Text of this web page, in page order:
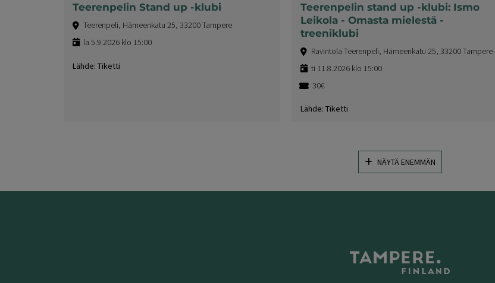
Teerenpelin Stand up -klubi
Teerenpeli, Hämeenkatu 25, 33200 Tampere
la 5.9.2026 klo 15:00
Lähde: Tiketti
Teerenpelin stand up -klubi: Ismo
Leikola - Omasta mielestä -
treeniklubi
Ravintola Teerenpeli, Hämeenkatu 25, 33200 Tampere
ti 11.8.2026 klo 15:00
30€
Lähde: Tiketti
NÄYTÄ ENEMMÄN